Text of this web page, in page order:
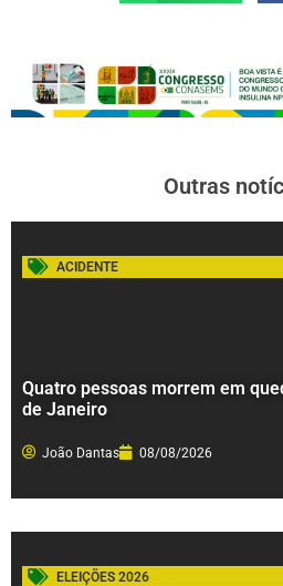
Outras
ACIDENTE
Quatro pessoas morrem em
de Janeiro
João Dantas 08/08/2026
ELEIÇÕES 2026